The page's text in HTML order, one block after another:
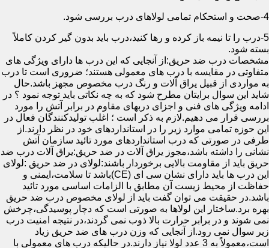
4-صحت و استحکام تمامی لولاهای درب بررسی شود.
5-درب را تا نیمه باز کرده و رها کنید،درب باید بدون گیر کردن کاملاً
بسته شود.
مشخصات درب ضد حریق:از آنجایی که این درب ها دارای ویژگی های
متفاوتی در مقایسه با درب های معمولی هستند؛ ضروری است تا درب
به مواردی از قبیل یراق آلات و رنگ درب مخصوص مجهز باشد.حال
شاید این سوال برایتان مطرح شود که به چه نکاتی باید توجه نمود ؟ در
ادامه ویژگی های فنی و اجزای دربهای مقاوم در برابر آتش را مورد
بررسی قرار می دهیم.لازم به ذکر است ؛ اغلب تولیدکنندگان فعال در
این حوزه تمامی موارد زیر را در استانداردهای خود در نظر دارند.از
طرفی در صورتی که درب استانداردهای مورد تائید سازمان آتش
نشانی را داشته باشد،مجوز یراق آلات در ضد حریق:یراق آلات درب ضد
حریق باید از مقاومت بالایی برخوردار باشند:لولای در ضد حریق :لولای
این درب ها باید دارای نشان سی ای (CE)باشد تا سلامت،ایمنی و
حفاظت از محیط زیست آن مطابق با الزامات اساسی مورد تائید
باشد.در حقیقت می توان گفت باید از لولای مخصوص درب ضد حریق
بهره برد.ساختار این لولاها به صورتی است که دچار پوسیدگی،چرخش
نمی شوند و در برابر حرارت بالا ذوب نمی گردند،در نتیجه امنیت درب
زیر سوال نمی رود.از آنجایی که وزن درب های ضد حریق زیاد
است،معمولاً به 3 عدد لولا نیاز دارند.در حالیکه درب های معمولی با